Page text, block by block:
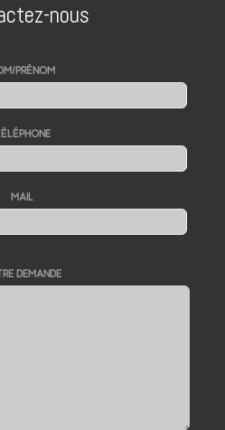
nous
PRÉNOM
MAIL
DEMANDE